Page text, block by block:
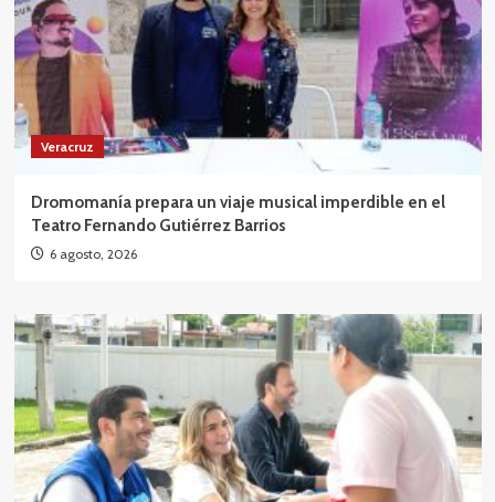
Veracruz
Dromomanía prepara un viaje musical imperdible en el
Teatro Fernando Gutiérrez Barrios
6 agosto, 2026